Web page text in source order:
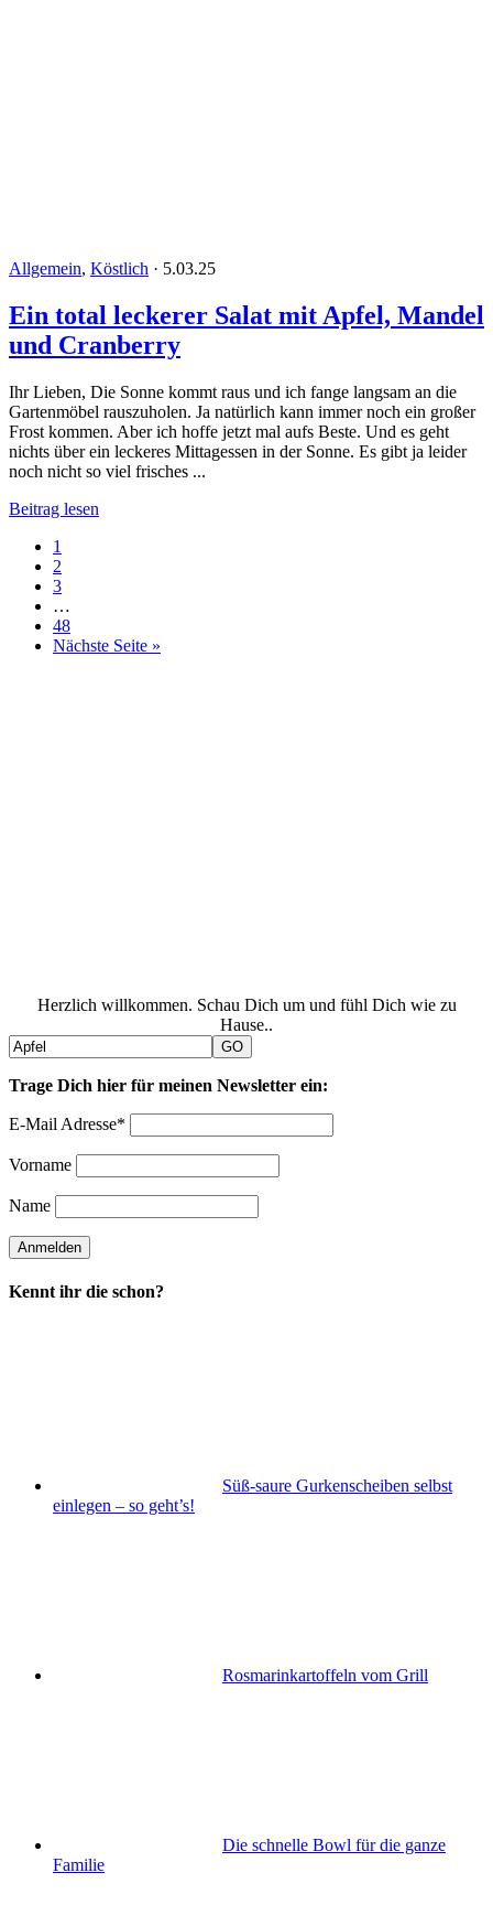
Allgemein, Köstlich · 5.03.25
Ein total leckerer Salat mit Apfel, Mandel
und Cranberry
Ihr Lieben, Die Sonne kommt raus und ich fange langsam an die
Gartenmöbel rauszuholen. Ja natürlich kann immer noch ein großer
Frost kommen. Aber ich hoffe jetzt mal aufs Beste. Und es geht
nichts über ein leckeres Mittagessen in der Sonne. Es gibt ja leider
noch nicht so viel frisches ...
Beitrag lesen
1
2
3
…
48
Nächste Seite »
Herzlich willkommen. Schau Dich um und fühl Dich wie zu
Hause..
Trage Dich hier für meinen Newsletter ein:
E-Mail Adresse*
Vorname
Name
Kennt ihr die schon?
Süß-saure Gurkenscheiben selbst
einlegen – so geht’s!
Rosmarinkartoffeln vom Grill
Die schnelle Bowl für die ganze
Familie